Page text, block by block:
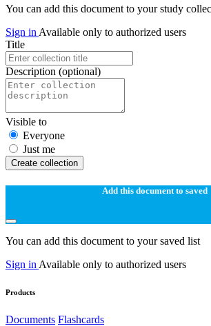
You can add this document to your study
Sign in Available only to authorized users
Title
Description (optional)
Visible to
Everyone
Just me
Create collection
Add this document to saved
You can add this document to your saved list
Sign in Available only to authorized users
Products
Documents Flashcards